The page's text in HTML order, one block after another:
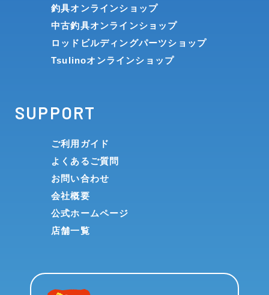
釣具オンラインショップ
中古釣具オンラインショップ
ロッドビルディングパーツショップ
Tsulinoオンラインショップ
SUPPORT
ご利用ガイド
よくあるご質問
お問い合わせ
会社概要
公式ホームページ
店舗一覧